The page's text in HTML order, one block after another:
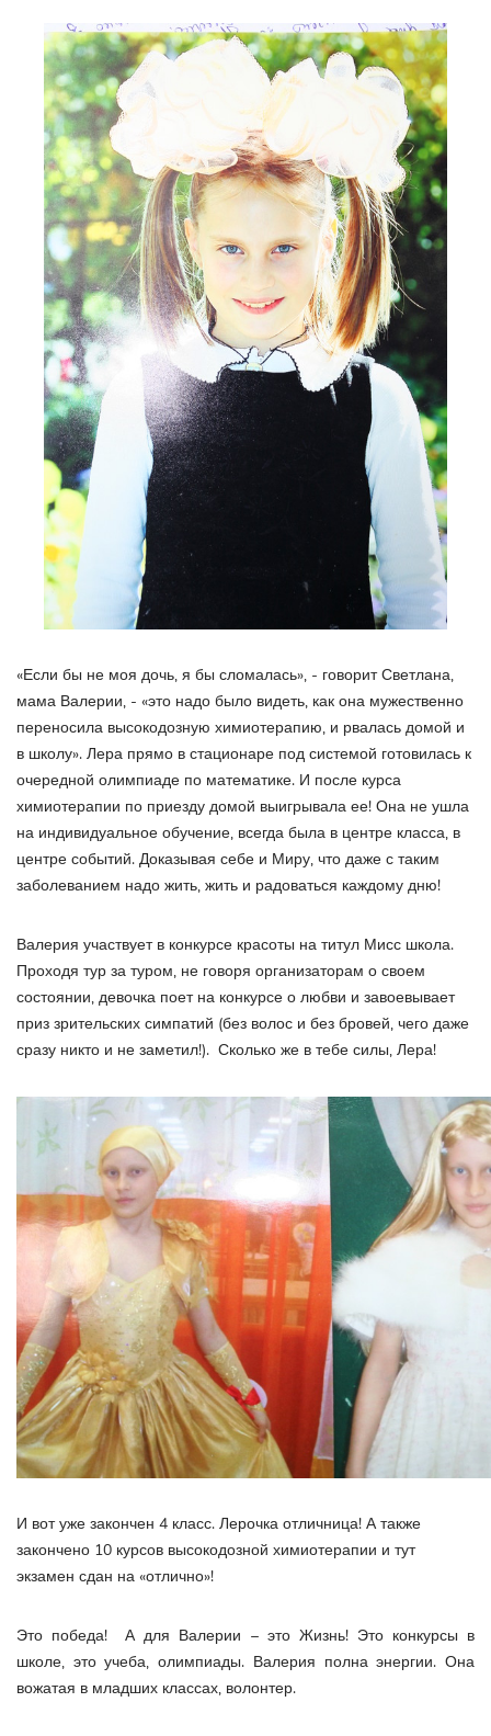
«Если бы не моя дочь, я бы сломалась», - говорит Светлана,
мама Валерии, - «это надо было видеть, как она мужественно
переносила высокодозную химиотерапию, и рвалась домой и
в школу». Лера прямо в стационаре под системой готовилась к
очередной олимпиаде по математике. И после курса
химиотерапии по приезду домой выигрывала ее! Она не ушла
на индивидуальное обучение, всегда была в центре класса, в
центре событий. Доказывая себе и Миру, что даже с таким
заболеванием надо жить, жить и радоваться каждому дню!
Валерия участвует в конкурсе красоты на титул Мисс школа.
Проходя тур за туром, не говоря организаторам о своем
состоянии, девочка поет на конкурсе о любви и завоевывает
приз зрительских симпатий (без волос и без бровей, чего даже
сразу никто и не заметил!). Сколько же в тебе силы, Лера!
И вот уже закончен 4 класс. Лерочка отличница! А также
закончено 10 курсов высокодозной химиотерапии и тут
экзамен сдан на «отлично»!
Это победа! А для Валерии – это Жизнь! Это конкурсы в
школе, это учеба, олимпиады. Валерия полна энергии. Она
вожатая в младших классах, волонтер.